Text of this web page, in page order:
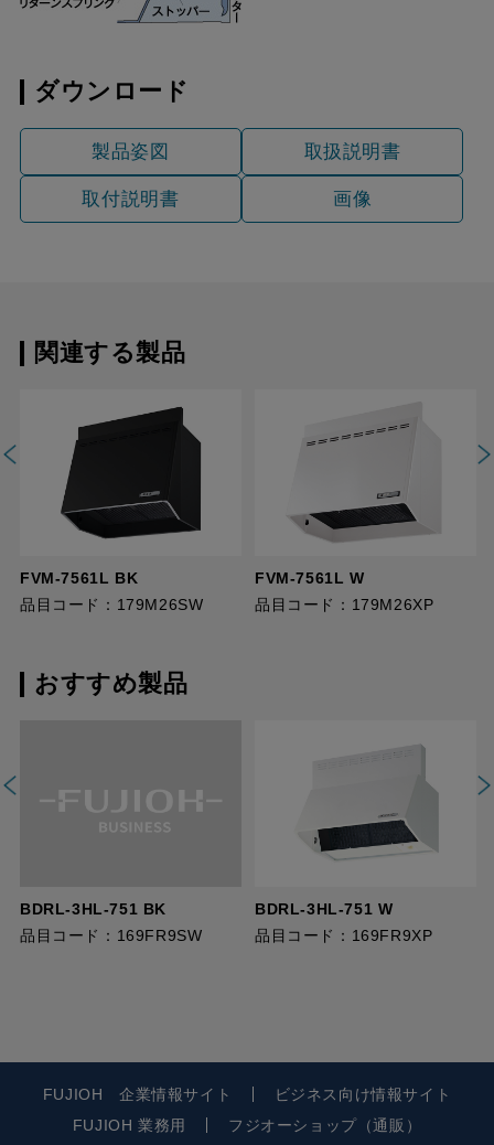
ダウンロード
製品姿図 取扱説明書
取付説明書 画像
関連する製品
FVM-7561L BK
品目コード：179M26SW
FVM-7561L W
品目コード：179M26XP
おすすめ製品
BDRL-3HL-751 BK
品目コード：169FR9SW
BDRL-3HL-751 W
品目コード：169FR9XP
FUJIOH 企業情報サイト
ビジネス向け情報サイト
FUJIOH 業務用
フジオーショップ（通販）